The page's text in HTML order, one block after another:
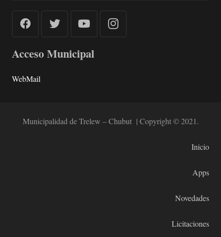
Acceso Municipal
WebMail
Municipalidad de Trelew – Chubut | Copyright © 2021.
Inicio
Apps
Novedades
Licitaciones